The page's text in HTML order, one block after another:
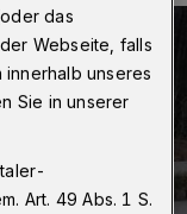
das
Webseite, falls
unseres
Sie in unserer
Art. 49 Abs. 1 S.